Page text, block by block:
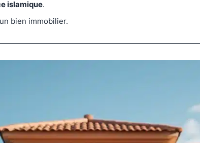
islamique.
bien immobilier.